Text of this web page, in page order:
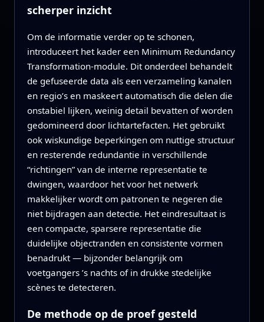
scherper inzicht
Om de informatie verder op te schonen,
introduceert het kader een Minimum Redundancy
Transformation‑module. Dit onderdeel behandelt
de gefuseerde data als een verzameling kanalen
en regio’s en maskeert automatisch die delen die
onstabiel lijken, weinig detail bevatten of worden
gedomineerd door lichtartefacten. Het gebruikt
ook wiskundige beperkingen om nuttige structuur
en resterende redundantie in verschillende
“richtingen” van de interne representatie te
dwingen, waardoor het voor het netwerk
makkelijker wordt om patronen te negeren die
niet bijdragen aan detectie. Het eindresultaat is
een compacte, sparsere representatie die
duidelijke objectranden en consistente vormen
benadrukt — bijzonder belangrijk om
voetgangers ’s nachts of in drukke stedelijke
scènes te detecteren.
De methode op de proef gesteld